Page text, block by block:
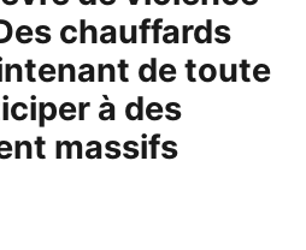
chauffards
de toute
à des
massifs